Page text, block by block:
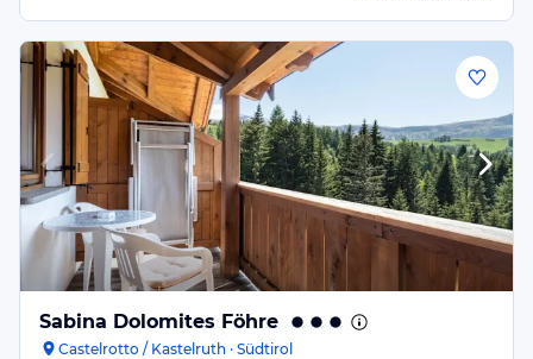
Sabina Dolomites Föhre
Castelrotto / Kastelruth · Südtirol